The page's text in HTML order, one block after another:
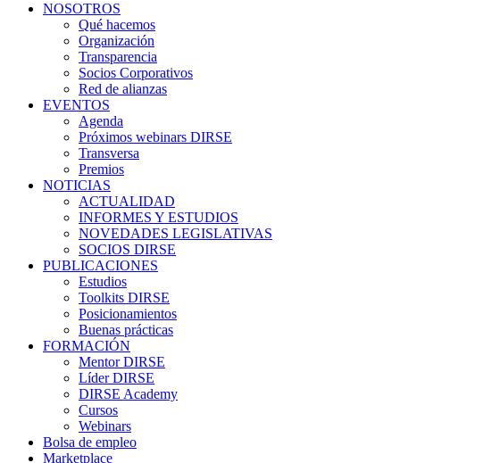
NOSOTROS
Qué hacemos
Organización
Transparencia
Socios Corporativos
Red de alianzas
EVENTOS
Agenda
Próximos webinars DIRSE
Transversa
Premios
NOTICIAS
ACTUALIDAD
INFORMES Y ESTUDIOS
NOVEDADES LEGISLATIVAS
SOCIOS DIRSE
PUBLICACIONES
Estudios
Toolkits DIRSE
Posicionamientos
Buenas prácticas
FORMACIÓN
Mentor DIRSE
Líder DIRSE
DIRSE Academy
Cursos
Webinars
Bolsa de empleo
Marketplace